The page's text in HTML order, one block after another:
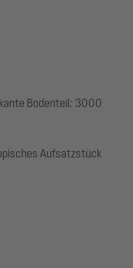
Bodenteil: 3000
Aufsatzstück